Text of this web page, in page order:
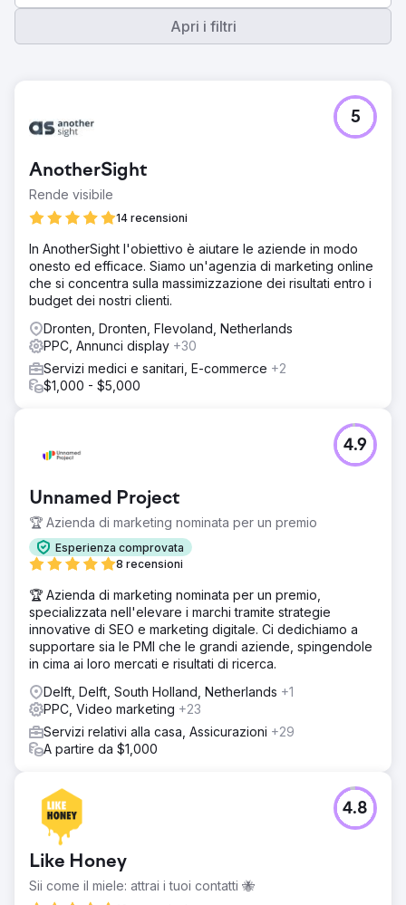
Apri i filtri
AnotherSight
Rende visibile
14 recensioni
5
In AnotherSight l'obiettivo è aiutare le aziende in modo
onesto ed efficace. Siamo un'agenzia di marketing online
che si concentra sulla massimizzazione dei risultati entro i
budget dei nostri clienti.
Dronten, Dronten, Flevoland, Netherlands
PPC, Annunci display +30
Servizi medici e sanitari, E-commerce +2
$1,000 - $5,000
Unnamed Project
🏆 Azienda di marketing nominata per un premio
Esperienza comprovata
8 recensioni
4.9
🏆 Azienda di marketing nominata per un premio,
specializzata nell'elevare i marchi tramite strategie
innovative di SEO e marketing digitale. Ci dedichiamo a
supportare sia le PMI che le grandi aziende, spingendole
in cima ai loro mercati e risultati di ricerca.
Delft, Delft, South Holland, Netherlands +1
PPC, Video marketing +23
Servizi relativi alla casa, Assicurazioni +29
A partire da $1,000
Like Honey
Sii come il miele: attrai i tuoi contatti 🐝
4.8